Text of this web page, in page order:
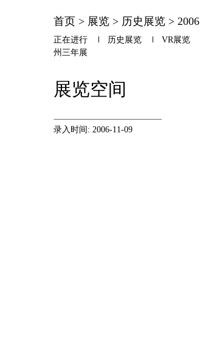
首页 > 展览 > 历史展览 > 2006
正在进行 历史展览 VR展览
州三年展
展览空间
录入时间: 2006-11-09